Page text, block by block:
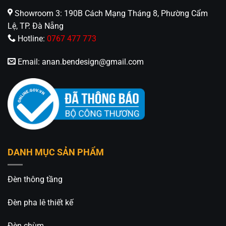
Hơn nữa, đèn thường được t
tiết kiệm năng lượng
năng. Độ bền caogiúp tiết kiệm chi phí
dài, đồng thời nâng tầm giá trị thẩm mỹ cho ngôi
nhà của bạn.
Đèn tường xi đồng ngoại thấtkhông chỉ là nguồn
sáng mà còn là phụ kiện trang trí nâng tầm đẳng
thống bền bỉ và công nghệ chiếu sáng hiện đại
giúp ngôi nhà của bạn tỏa sáng theo cách tinh tế,
bền vững với thời gian.
Liên hệ ngay để đặt hàng, ưu tiên khách
Showroom 3: 190B Cách Mạng Tháng 8, Phường Cẩm
Lệ, TP. Đà Nẵng
Hotline: 0767 477 773
Email: anan.bendesign@gmail.com
DANH MỤC SẢN PHẨM
Đèn thông tầng
Đèn pha lê thiết kế